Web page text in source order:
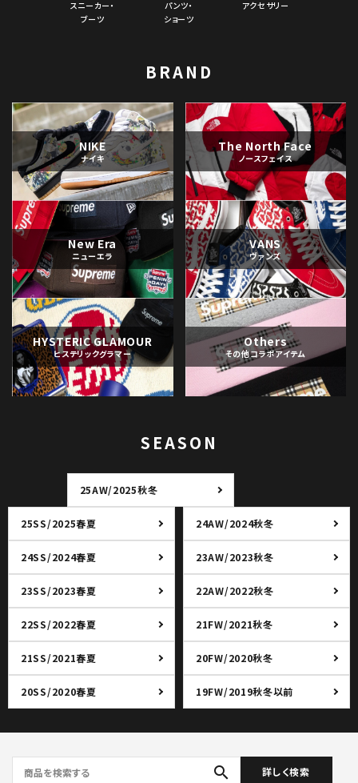
スニーカー・
ブーツ
パンツ・
ショーツ
アクセサリー
BRAND
NIKE
ナイキ
The North Face
ノースフェイス
New Era
ニューエラ
VANS
ヴァンズ
HYSTERIC GLAMOUR
ヒステリックグラマー
Others
その他コラボアイテム
SEASON
25AW/2025秋冬
25SS/2025春夏 24AW/2024秋冬
24SS/2024春夏 23AW/2023秋冬
23SS/2023春夏 22AW/2022秋冬
22SS/2022春夏 21FW/2021秋冬
21SS/2021春夏 20FW/2020秋冬
20SS/2020春夏 19FW/2019秋冬以前
search 詳しく検索